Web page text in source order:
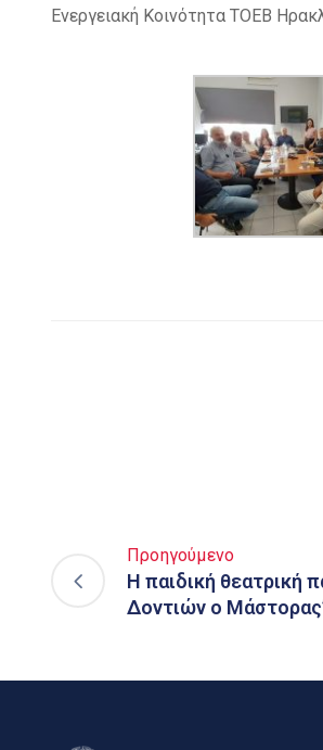
Ενεργειακή Κοινότητα ΤΟΕΒ
Προηγούμενο
Η παιδική θεατρική
Δοντιών ο